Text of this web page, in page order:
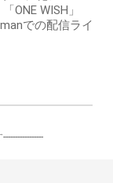
ONE WISH」
での配信ライ